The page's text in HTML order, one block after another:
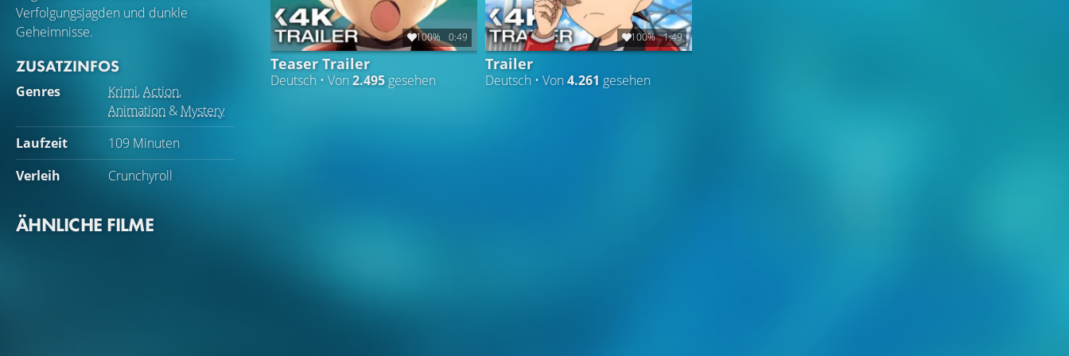
Verfolgungsjagden und dunkle
Geheimnisse.
ZUSATZINFOS
Genres Krimi,Action,
Animation & Mystery
Laufzeit
109 Minuten
Verleih
Crunchyroll
100% 0:49
Teaser Trailer
Deutsch • Von 2.495 gesehen
100% 1:49
Trailer
Deutsch • Von4.261 gesehen
ÄHNLICHE FILME